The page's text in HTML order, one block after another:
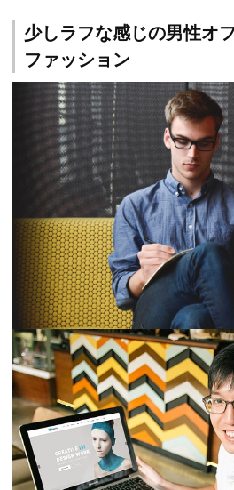
少しラフな感じの男性オ
ファッション